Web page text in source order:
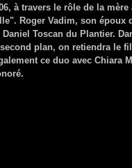
à travers le rôle de la
Roger Vadim, son époux
Toscan du Plantier.
plan, on retiendra le
ce duo avec Chiara